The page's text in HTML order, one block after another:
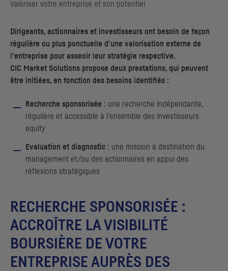
Valoriser votre entreprise et son potentiel
Dirigeants, actionnaires et investisseurs ont besoin de façon
régulière ou plus ponctuelle d’une valorisation externe de
l’entreprise pour asseoir leur stratégie respective.
CIC Market Solutions propose deux prestations, qui peuvent
être initiées, en fonction des besoins identifiés :
Recherche sponsorisée : une recherche indépendante,
régulière et accessible à l’ensemble des investisseurs
equity
Evaluation et diagnostic : une mission à destination du
management et/ou des actionnaires en appui des
réflexions stratégiques
RECHERCHE SPONSORISÉE :
ACCROÎTRE LA VISIBILITÉ
BOURSIÈRE DE VOTRE
ENTREPRISE AUPRÈS DES